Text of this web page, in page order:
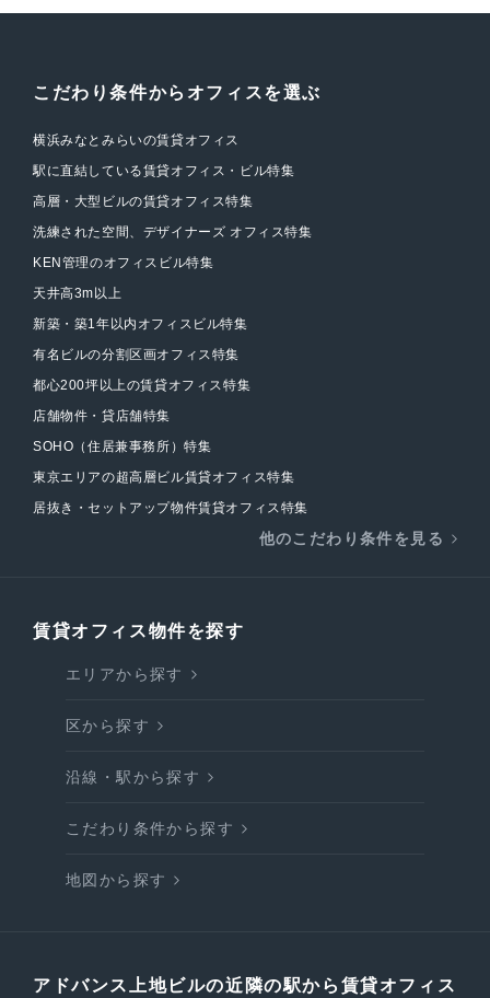
こだわり条件からオフィスを選ぶ
横浜みなとみらいの賃貸オフィス
駅に直結している賃貸オフィス・ビル特集
高層・大型ビルの賃貸オフィス特集
洗練された空間、デザイナーズ オフィス特集
KEN管理のオフィスビル特集
天井高3m以上
新築・築1年以内オフィスビル特集
有名ビルの分割区画オフィス特集
都心200坪以上の賃貸オフィス特集
店舗物件・貸店舗特集
SOHO（住居兼事務所）特集
東京エリアの超高層ビル賃貸オフィス特集
居抜き・セットアップ物件賃貸オフィス特集
他のこだわり条件を見る
賃貸オフィス物件を探す
エリアから探す
区から探す
沿線・駅から探す
こだわり条件から探す
地図から探す
アドバンス上地ビルの近隣の駅から賃貸オフィス